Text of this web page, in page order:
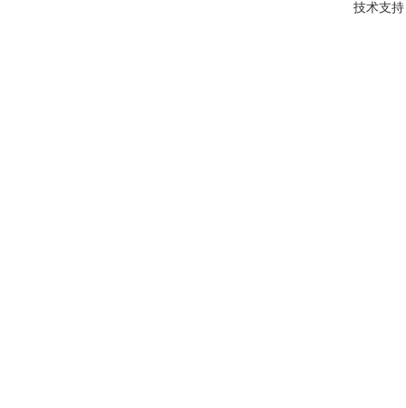
技术支